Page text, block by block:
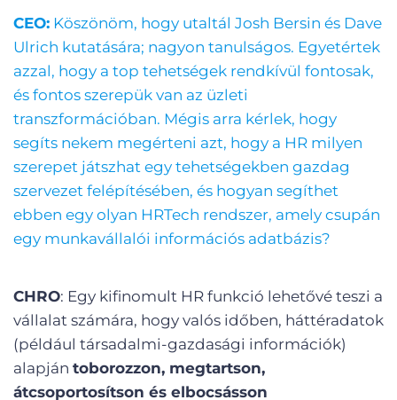
CEO: Köszönöm, hogy utaltál Josh Bersin és Dave
Ulrich kutatására; nagyon tanulságos. Egyetértek
azzal, hogy a top tehetségek rendkívül fontosak,
és fontos szerepük van az üzleti
transzformációban. Mégis arra kérlek, hogy
segíts nekem megérteni azt, hogy a HR milyen
szerepet játszhat egy tehetségekben gazdag
szervezet felépítésében, és hogyan segíthet
ebben egy olyan HRTech rendszer, amely csupán
egy munkavállalói információs adatbázis?
CHRO: Egy kifinomult HR funkció lehetővé teszi a
vállalat számára, hogy valós időben, háttéradatok
(például társadalmi-gazdasági információk)
alapján toborozzon, megtartson,
átcsoportosítson és elbocsásson